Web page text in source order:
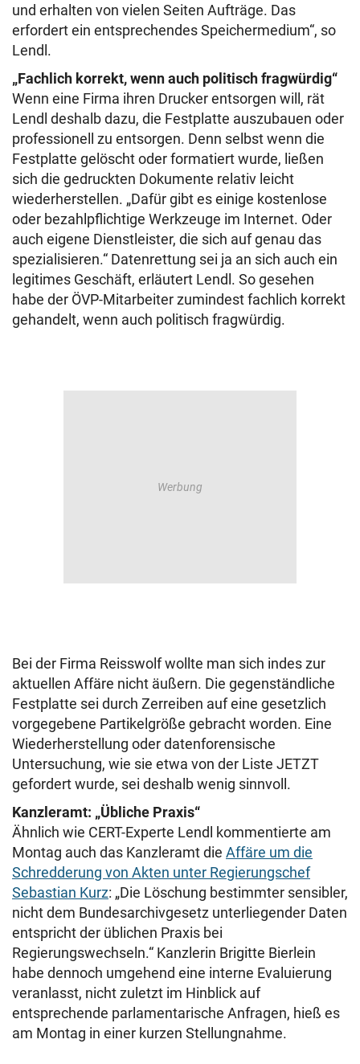
und erhalten von vielen Seiten Aufträge. Das
erfordert ein entsprechendes Speichermedium“, so
Lendl.
„Fachlich korrekt, wenn auch politisch fragwürdig“
Wenn eine Firma ihren Drucker entsorgen will, rät
Lendl deshalb dazu, die Festplatte auszubauen oder
professionell zu entsorgen. Denn selbst wenn die
Festplatte gelöscht oder formatiert wurde, ließen
sich die gedruckten Dokumente relativ leicht
wiederherstellen. „Dafür gibt es einige kostenlose
oder bezahlpflichtige Werkzeuge im Internet. Oder
auch eigene Dienstleister, die sich auf genau das
spezialisieren.“ Datenrettung sei ja an sich auch ein
legitimes Geschäft, erläutert Lendl. So gesehen
habe der ÖVP-Mitarbeiter zumindest fachlich korrekt
gehandelt, wenn auch politisch fragwürdig.
Bei der Firma Reisswolf wollte man sich indes zur
aktuellen Affäre nicht äußern. Die gegenständliche
Festplatte sei durch Zerreiben auf eine gesetzlich
vorgegebene Partikelgröße gebracht worden. Eine
Wiederherstellung oder datenforensische
Untersuchung, wie sie etwa von der Liste JETZT
gefordert wurde, sei deshalb wenig sinnvoll.
Kanzleramt: „Übliche Praxis“
Ähnlich wie CERT-Experte Lendl kommentierte am
Montag auch das Kanzleramt die Affäre um die
Schredderung von Akten unter Regierungschef
Sebastian Kurz: „Die Löschung bestimmter sensibler,
nicht dem Bundesarchivgesetz unterliegender Daten
entspricht der üblichen Praxis bei
Regierungswechseln.“ Kanzlerin Brigitte Bierlein
habe dennoch umgehend eine interne Evaluierung
veranlasst, nicht zuletzt im Hinblick auf
entsprechende parlamentarische Anfragen, hieß es
am Montag in einer kurzen Stellungnahme.